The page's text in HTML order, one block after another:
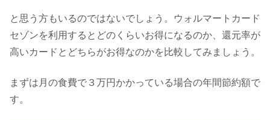
と思う方もいるのではないでしょう。ウォルマートカード
セゾンを利用するとどのくらいお得になるのか、還元率が
高いカードとどちらがお得なのかを比較してみましょう。
まずは月の食費で３万円かかっている場合の年間節約額で
す。